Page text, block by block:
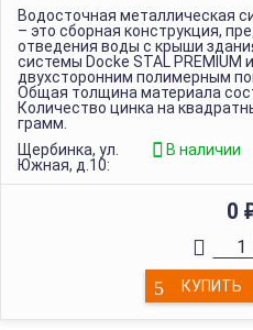
Водосточная металлическая
– это сборная конструкция,
отведения воды с крыши
системы Docke STAL PREMIUM
двухсторонним полимерным
Общая толщина материала
Количество цинка на
грамм.
Щербинка, ул.
Южная, д.10:
В наличии
0
КУПИТЬ